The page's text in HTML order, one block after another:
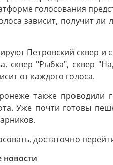
голосования
зависит, получит
Петровский сквер и
сквер "Рыбка", сквер
от каждого голоса.
также проводили
Уже почти готовы
достаточно
новости